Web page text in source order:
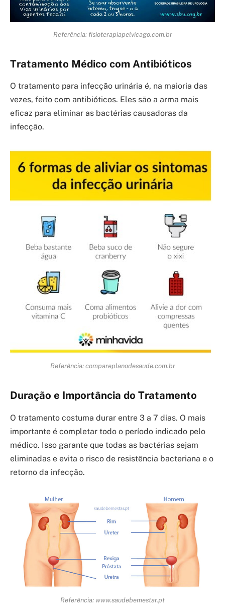
Referência: fisioterapiapelvicago.com.br
Tratamento Médico com Antibióticos
O tratamento para infecção urinária é, na maioria das
vezes, feito com antibióticos. Eles são a arma mais
eficaz para eliminar as bactérias causadoras da
infecção.
Referência: compareplanodesaude.com.br
Duração e Importância do Tratamento
O tratamento costuma durar entre 3 a 7 dias. O mais
importante é completar todo o período indicado pelo
médico. Isso garante que todas as bactérias sejam
eliminadas e evita o risco de resistência bacteriana e o
retorno da infecção.
Referência: www.saudebemestar.pt